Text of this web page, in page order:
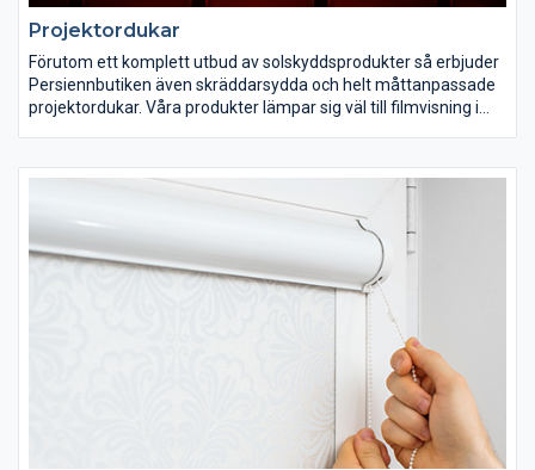
Projektordukar
Förutom ett komplett utbud av solskyddsprodukter så erbjuder
Persiennbutiken även skräddarsydda och helt måttanpassade
projektordukar. Våra produkter lämpar sig väl till filmvisning i
flamsäker variant som uppfyller normer för brandsäkerhet.
Våra projektordukar kan beställas i valfria storlekar då dessa
bygger vi alltid på beställning för att kunna matcha kundens
önskemål på bästa sätt. Beaktas bör att vi har valt att inte
erbjuda den sedvanliga svartmaskningen på våra dukar med
tanke på den mängd bildstandarder som finns numera ute på